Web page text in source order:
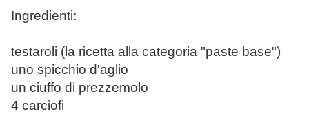
Ingredienti:
testaroli (la ricetta alla categoria "paste base")
uno spicchio d'aglio
un ciuffo di prezzemolo
4 carciofi